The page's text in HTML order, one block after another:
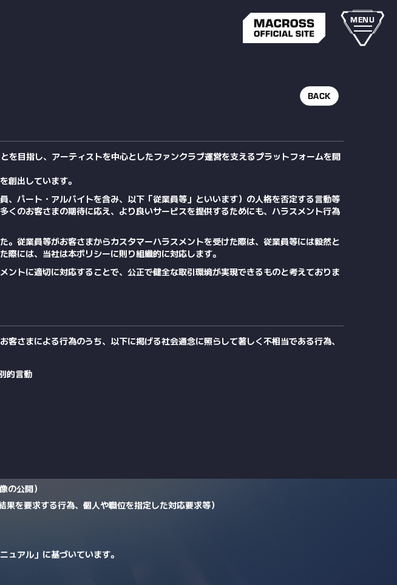
MENU
BACK
目指し、アーティストを中心としたファンクラブ運営を支えるプラットフォームを開
創出しています。
パート・アルバイトを含み、以下「従業員等」といいます）の人格を否定する言動等
のお客さまの期待に応え、より良いサービスを提供するためにも、ハラスメント行為
従業員等がお客さまからカスタマーハラスメントを受けた際は、従業員等には毅然と
には、当社は本ポリシーに則り組織的に対応します。
トに適切に対応することで、公正で健全な取引環境が実現できるものと考えておりま
さまによる行為のうち、以下に掲げる社会通念に照らして著しく不相当である行為、
的言動
の公開）
を要求する行為、個人や職位を指定した対応要求等）
アル」に基づいています。